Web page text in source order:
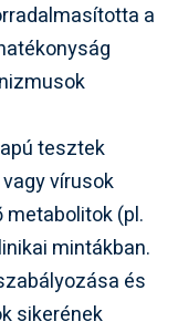
a
tesztek
vírusok
(pl.
mintákban.
és
sikerének